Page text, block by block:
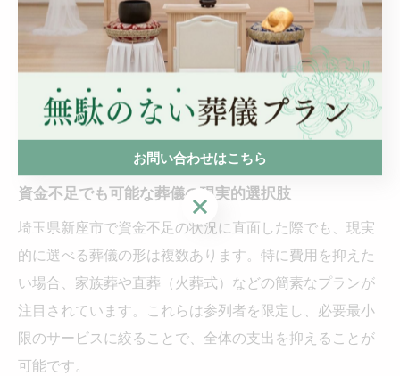
聞かれます。
貯金が少ない時の葬儀選択肢を探
資金不足でも可能な葬儀の現実的選択肢
埼玉県新座市で資金不足の状況に直面した際でも、現実
的に選べる葬儀の形は複数あります。特に費用を抑えた
い場合、家族葬や直葬（火葬式）などの簡素なプランが
注目されています。これらは参列者を限定し、必要最小
限のサービスに絞ることで、全体の支出を抑えることが
可能です。
お問い合わせはこちら
お問い合わせはこちら